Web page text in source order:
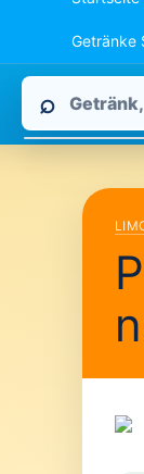
Getränke
Pfandpirat
durchsuchen
⌕